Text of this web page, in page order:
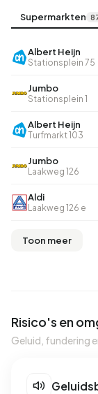
Supermarkten
Albert Heijn
Stationsplein 75
Jumbo
Stationsplein 1
Albert Heijn
Turfmarkt 103
Jumbo
Laakweg 126
Aldi
Laakweg 126 e
Toon meer
Risico's en
Geluid, fundering